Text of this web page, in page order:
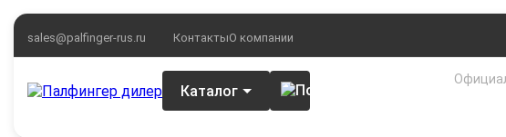
sales@palfinger-rus.ru КонтактыО компании
Каталог